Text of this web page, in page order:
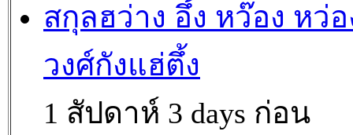
สกุลฮว่าง อึ้ง หว๊อง หว่อ
วงศ์กังแฮ่ตึ้ง
1 สัปดาห์ 3 days ก่อน